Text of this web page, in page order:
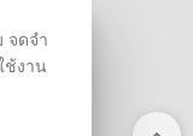
จดจำ
ช้งาน